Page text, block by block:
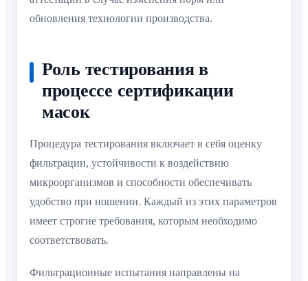
обновления технологии производства.
Роль тестирования в
процессе сертификации
масок
Процедура тестирования включает в себя оценку
фильтрации, устойчивости к воздействию
микроорганизмов и способности обеспечивать
удобство при ношении. Каждый из этих параметров
имеет строгие требования, которым необходимо
соответствовать.
Фильтрационные испытания направлены на